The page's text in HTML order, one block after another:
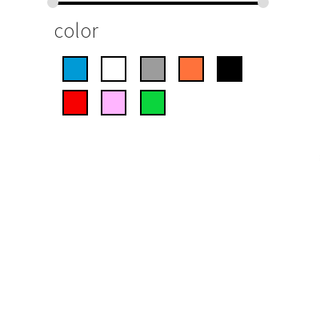
color